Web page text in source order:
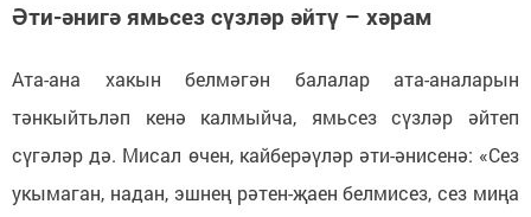
Әти-әнигә ямьсез сүзләр әйтү – хәрам
Ата-ана хакын белмәгән балалар ата-аналарын
тәнкыйтьләп кенә калмыйча, ямьсез сүзләр әйтеп
сүгәләр дә. Мисал өчен, кайберәүләр әти-әнисенә: «Сез
укымаган, надан, эшнең рәтен-җаен белмисез, сез миңа